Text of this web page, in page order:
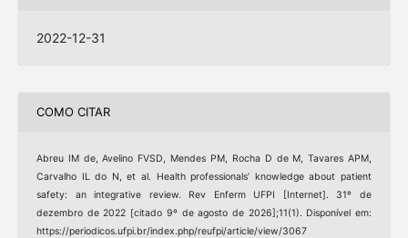
2022-12-31
COMO CITAR
Abreu IM de, Avelino FVSD, Mendes PM, Rocha D de M, Tavares APM,
Carvalho IL do N, et al. Health professionals’ knowledge about patient
safety: an integrative review. Rev Enferm UFPI [Internet]. 31º de
dezembro de 2022 [citado 9º de agosto de 2026];11(1). Disponível em:
https://periodicos.ufpi.br/index.php/reufpi/article/view/3067